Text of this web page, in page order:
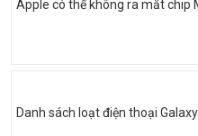
Apple có thể không ra mắt chip
Danh sách loạt điện thoại